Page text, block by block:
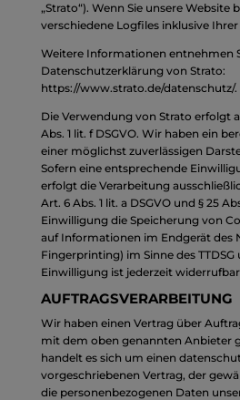
„Strato“). Wenn Sie unsere Website
verschiedene Logfiles inklusive
Weitere Informationen entnehmen
Datenschutzerklärung von Strato:
https://www.strato.de/datenschutz/.
Die Verwendung von Strato erfolgt
Abs. 1 lit. f DSGVO. Wir haben ein
einer möglichst zuverlässigen
Sofern eine entsprechende
erfolgt die Verarbeitung
Art. 6 Abs. 1 lit. a DSGVO und § 25
Einwilligung die Speicherung von
auf Informationen im Endgerät des
Fingerprinting) im Sinne des TTDSG
Einwilligung ist jederzeit
AUFTRAGSVERARBEITUNG
Wir haben einen Vertrag über
mit dem oben genannten Anbieter
handelt es sich um einen
vorgeschriebenen Vertrag, der
die personenbezogenen Daten